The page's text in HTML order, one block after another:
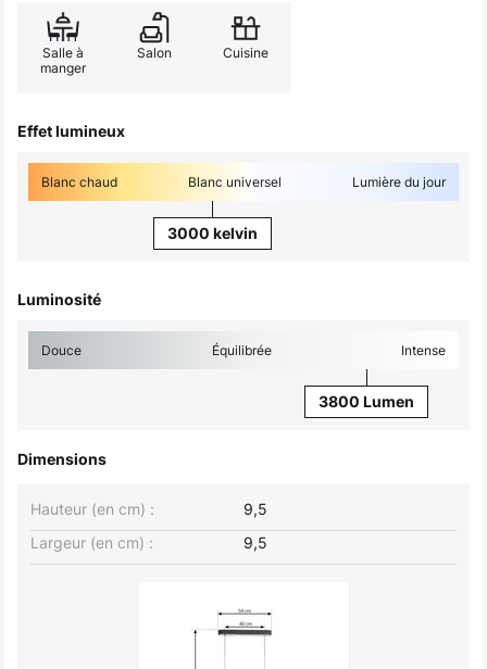
Salle à
manger
Salon Cuisine
Effet lumineux
Blanc chaud Blanc universel Lumière du jour
3000 kelvin
Luminosité
Douce Équilibrée Intense
3800 Lumen
Dimensions
Largeur (en cm) : 9,5
Hauteur (en cm) : 9,5